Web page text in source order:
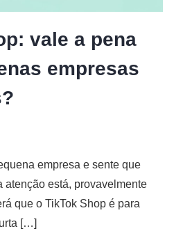
vale a pena
empresas
empresa e sente que
atenção está, provavelmente
que o TikTok Shop é para
[…]